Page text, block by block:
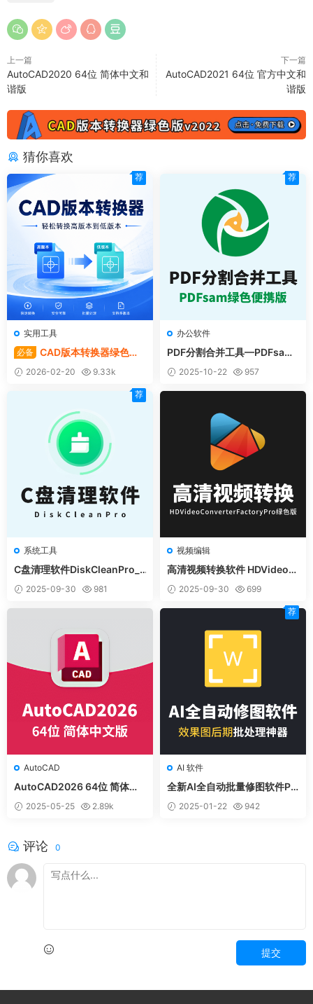
上一篇
AutoCAD2020 64位 简体中文和
谐版
下一篇
AutoCAD2021 64位 官方中文和
谐版
猜你喜欢
实用工具
必备 CAD版本转换器绿色版 |
Acme Cad Converter v2022
2026-02-20 9.33k
荐
办公软件
PDF分割合并工具—PDFsam-
v5.3.0×64-绿色便携版
2025-10-22 957
荐
系统工具
C盘清理软件DiskCleanPro_1.
00 免安装绿色版
2025-09-30 981
荐
视频编辑
高清视频转换软件 HDVideoC
onverterFactoryPro绿色版
2025-09-30 699
AutoCAD
AutoCAD2026 64位 简体中
文和谐版
2025-05-25 2.89k
AI 软件
全新AI全自动批量修图软件Pe
rfectly Clear v4.6.1.2662-x6
4- 绿色汉化版
2025-01-22 942
荐
评论 0
提交